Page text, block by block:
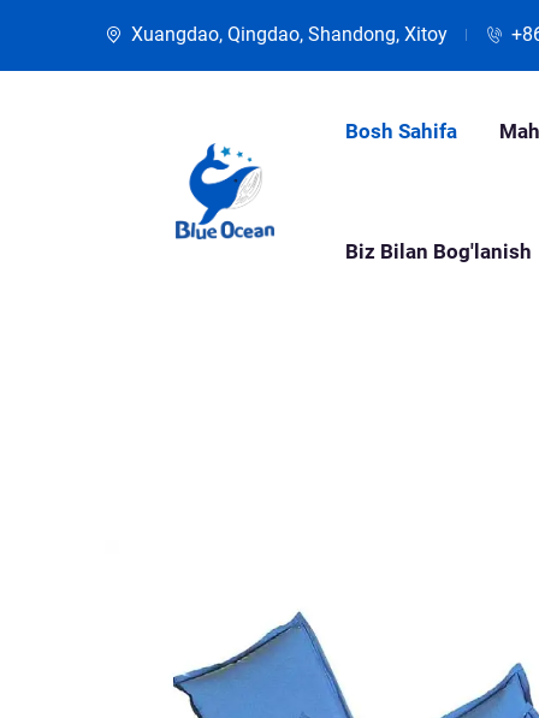
Xuangdao, Qingdao, Shandong, Xitoy
Bosh Sahifa
Biz Bilan Bog'lanish